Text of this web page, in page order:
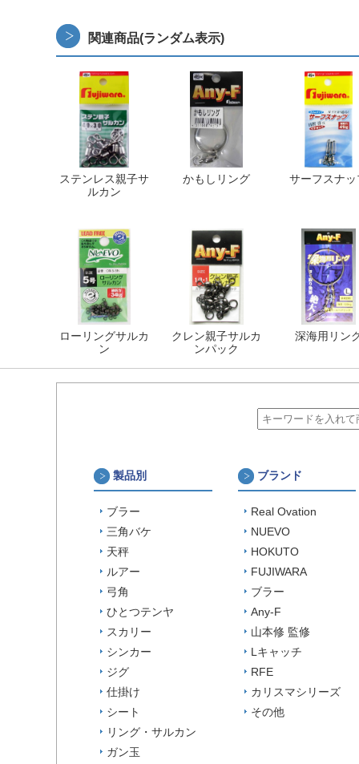
関連商品(ランダム表示)
ステンレス親子サ
ルカン
かもしリング サーフスナッ
ローリングサルカ
ン
クレン親子サルカ
ンパック
深海用リン
製品別
ブラー
三角バケ
天秤
ルアー
弓角
ひとつテンヤ
スカリー
シンカー
ジグ
仕掛け
シート
リング・サルカン
ガン玉
ブランド
Real Ovation
NUEVO
HOKUTO
FUJIWARA
ブラー
Any-F
山本修 監修
Lキャッチ
RFE
カリスマシリーズ
その他